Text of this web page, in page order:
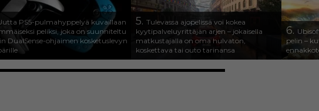
PS5-pulmahyppelyä kuvaillaan
peliksi, joka on suunniteltu
DualSense-ohjaimen kosketuslevyn
5. Tulevassa ajopelissä voi kokea
kyytipalveluyrittäjän arjen – jokaisella
matkustajalla on oma hulvaton,
koskettava tai outo tarinansa
6.
pelin –